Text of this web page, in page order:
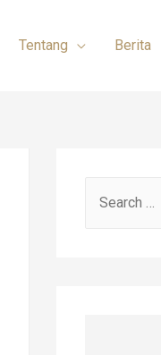
Tentang Berita